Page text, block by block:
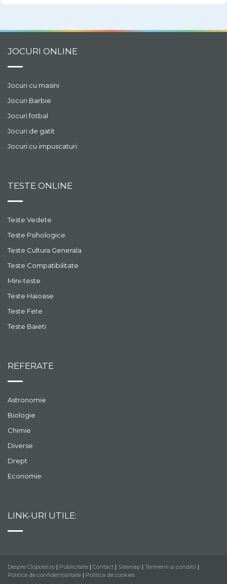
JOCURI ONLINE
Jocuri cu masini
Jocuri Barbie
Jocuri fotbal
Jocuri de gatit
Jocuri cu impuscaturi
TESTE ONLINE
Teste Vedete
Teste Psihologice
Teste Cultura Generala
Teste Compatibilitate
Mini-teste
Teste Haioase
Teste Fete
Teste Baieti
REFERATE
Astronomie
Biologie
Chimie
Diverse
Drept
Economie
LINK-URI UTILE:
Despre Clopotel.ro | Publicitate | Contact | Sitemap | Termenii si conditii |
Politica de confidentialitate | Politica de cookies